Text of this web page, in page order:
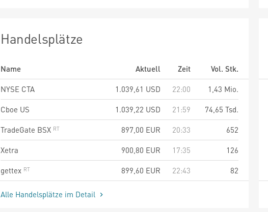
Handelsplätze
Name Aktuell Zeit
Vol. Stk.
NYSE CTA
1.039,61 USD 22:00
1,43 Mio.
Cboe US
1.039,22 USD 21:59
74,65 Tsd.
TradeGate BSX
897,00 EUR 20:33
652
Xetra
900,80 EUR 17:35
126
gettex
899,60 EUR 22:43 82
Alle Handelsplätze im Detail